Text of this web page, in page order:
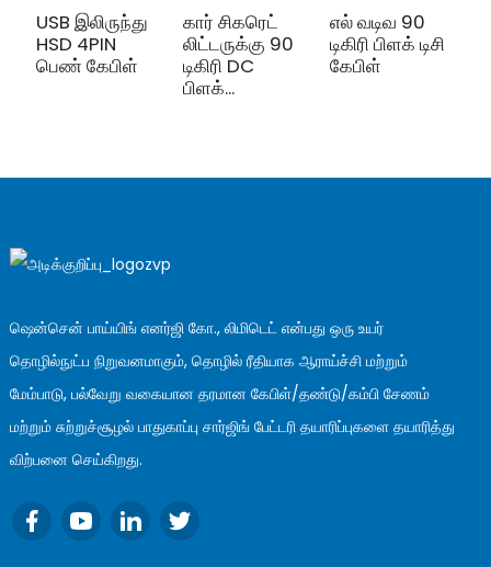
USB இலிருந்து
HSD 4PIN
பெண் கேபிள்
கார் சிகரெட்
லிட்டருக்கு 90
டிகிரி DC
பிளக்...
எல் வடிவ 90
டிகிரி பிளக் டிசி
கேபிள்
ஷென்சென் பாய்யிங் எனர்ஜி கோ., லிமிடெட் என்பது ஒரு உயர்
தொழில்நுட்ப நிறுவனமாகும், தொழில் ரீதியாக ஆராய்ச்சி மற்றும்
மேம்பாடு, பல்வேறு வகையான தரமான கேபிள்/தண்டு/கம்பி சேணம்
மற்றும் சுற்றுச்சூழல் பாதுகாப்பு சார்ஜிங் பேட்டரி தயாரிப்புகளை தயாரித்து
விற்பனை செய்கிறது.